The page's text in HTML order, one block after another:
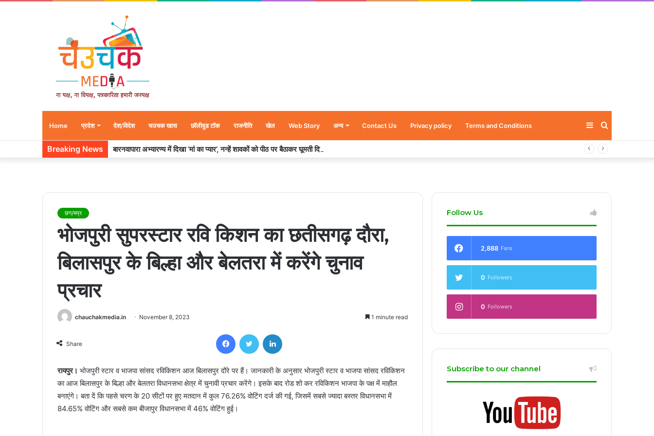
Home प्रदेश देश/विदेश चउचक खास छॉलीवुड टॉक राजनीति खेल Web Story अन्य Contact Us Privacy policy Terms and Conditions Sidebar
Breaking News बारनवापारा अभ्यारण्य में दिखा ‘मां का प्यार’, नन्हें शावकों को पीठ पर बैठाकर घूमती दिखी मादा भालू
छग/मप्र
भोजपुरी सुपरस्टार रवि किशन का छतीसगढ़ दौरा,
बिलासपुर के बिल्हा और बेलतरा में करेंगे चुनाव
प्रचार
chauchakmedia.in November 8, 2023 1 minute read
Share
FacebookTwitter
रायपुर। भोजपुरी स्टार व भाजपा सांसद रविकिशन आज बिलासपुर दौरे पर हैं। जानकारी के अनुसार भोजपुरी स्टार व भाजपा सांसद रविकिशन
का आज बिलासपुर के बिल्हा और बेलतरा विधानसभा क्षेत्र में चुनावी प्रचार करेंगे। इसके बाद रोड शो कर रविकिशन भाजपा के पक्ष में माहौल
बनाएंगे। बता दें कि पहसे चरण के 20 सीटों पर हुए मतदान में कुल 76.26% वोटिंग दर्ज की गई, जिसमें सबसे ज्यादा बस्तर विधानसभा में
84.65% वोटिंग और सबसे कम बीजापुर विधानसभा में 46% वोटिंग हुई।
Follow Us
2,888 Fans
0 Followers
0 Followers
Subscribe to our channel